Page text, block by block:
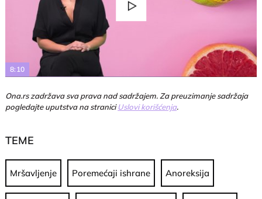
Play
8:10
Ona.rs zadržava sva prava nad sadržajem. Za preuzimanje sadržaja
pogledajte uputstva na straniciUslovi korišćenja.
TEME
Mršavljenje Poremećaji ishrane Anoreksija